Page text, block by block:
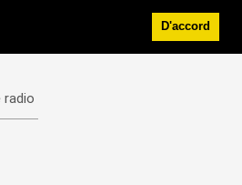
D'accord
radio